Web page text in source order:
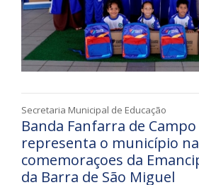
Secretaria Municipal de Educação
Banda Fanfarra de
representa o município
comemoraçoes da
da Barra de São Miguel